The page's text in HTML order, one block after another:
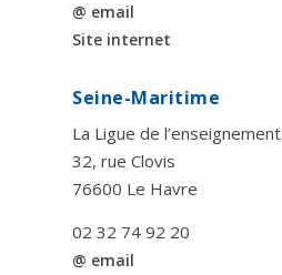
@ email
Site internet
Seine-Maritime
La Ligue de l’enseignement
32, rue Clovis
76600 Le Havre
02 32 74 92 20
@ email